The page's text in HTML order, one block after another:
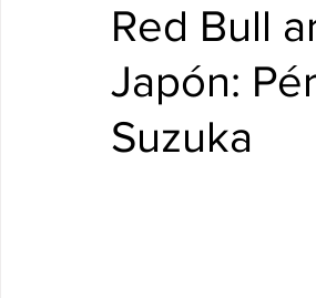
Red Bull
Japón:
Suzuka